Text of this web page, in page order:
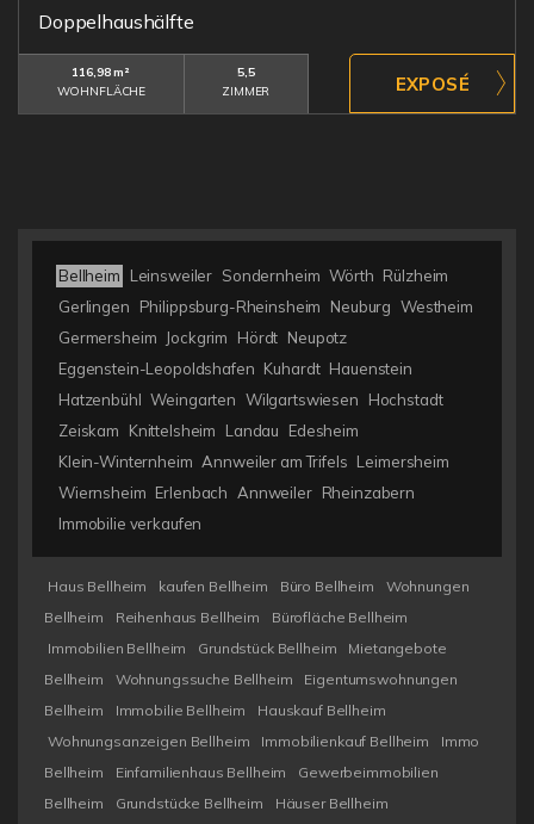
Doppelhaushälfte
116,98 m²
WOHNFLÄCHE
5,5
ZIMMER
Bellheim Leinsweiler Sondernheim Wörth Rülzheim
Gerlingen
Philippsburg-Rheinsheim Neuburg Westheim
Germersheim
Jockgrim Hördt Neupotz
Eggenstein-Leopoldshafen Kuhardt Hauenstein
Hatzenbühl Weingarten Wilgartswiesen
Hochstadt
Zeiskam
Knittelsheim Landau
Edesheim
Klein-Winternheim Annweiler am Trifels Leimersheim
Wiernsheim Erlenbach Annweiler Rheinzabern
Immobilie verkaufen
Haus Bellheim kaufen Bellheim Büro Bellheim
Wohnungen
Bellheim
Reihenhaus Bellheim
Bürofläche Bellheim
Immobilien Bellheim
Grundstück Bellheim
Mietangebote
Bellheim
Wohnungssuche Bellheim
Eigentumswohnungen
Bellheim
Immobilie Bellheim
Hauskauf Bellheim
Wohnungsanzeigen Bellheim
Immobilienkauf Bellheim
Immo
Bellheim
Einfamilienhaus Bellheim
Gewerbeimmobilien
Bellheim
Grundstücke Bellheim
Häuser Bellheim